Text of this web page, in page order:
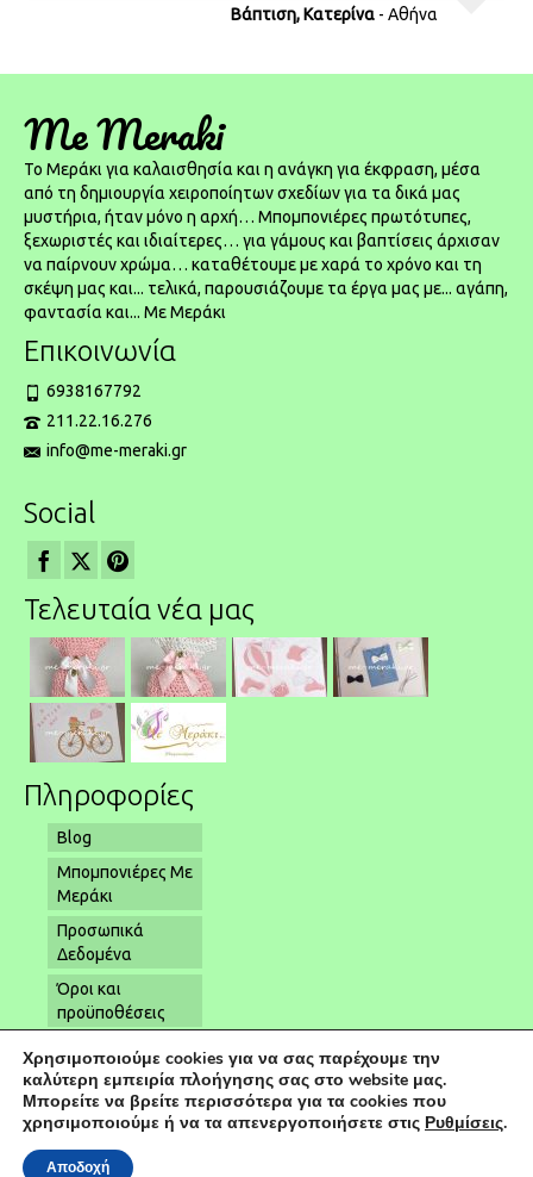
Βάπτιση, Κατερίνα - Αθήνα
Me Meraki
To Μεράκι για καλαισθησία και η ανάγκη για έκφραση, μέσα
από τη δημιουργία χειροποίητων σχεδίων για τα δικά μας
μυστήρια, ήταν μόνο η αρχή… Μπομπονιέρες πρωτότυπες,
ξεχωριστές και ιδιαίτερες… για γάμους και βαπτίσεις άρχισαν
να παίρνουν χρώμα… καταθέτουμε με χαρά το χρόνο και τη
σκέψη μας και... τελικά, παρουσιάζουμε τα έργα μας με... αγάπη,
φαντασία και... Με Μεράκι
Επικοινωνία
6938167792
211.22.16.276
info@me-meraki.gr
Social
Τελευταία νέα μας
Πληροφορίες
Blog
Μπομπονιέρες Με
Μεράκι
Προσωπικά
Δεδομένα
Όροι και
προϋποθέσεις
Όροι αποστολής
– παραλαβής
Επικοινωνία
© 2026 Μπομπονιέρες Γάμου | Μπομπονιέρες Βάπτισης - Powered by
Χρησιμοποιούμε cookies για να σας παρέχουμε την
καλύτερη εμπειρία πλοήγησης σας στο website μας.
Μπορείτε να βρείτε περισσότερα για τα cookies που
χρησιμοποιούμε ή να τα απενεργοποιήσετε στις Ρυθμίσεις.
Αποδοχή